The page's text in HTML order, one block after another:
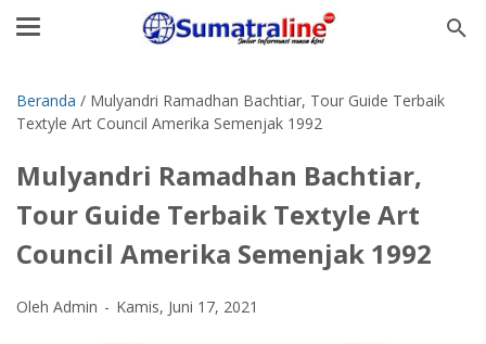
Beranda / Mulyandri Ramadhan Bachtiar, Tour Guide Terbaik
Textyle Art Council Amerika Semenjak 1992
Mulyandri Ramadhan Bachtiar,
Tour Guide Terbaik Textyle Art
Council Amerika Semenjak 1992
Oleh Admin Kamis, Juni 17, 2021